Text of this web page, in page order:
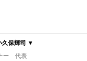
久保輝司 ▼
ー 代表